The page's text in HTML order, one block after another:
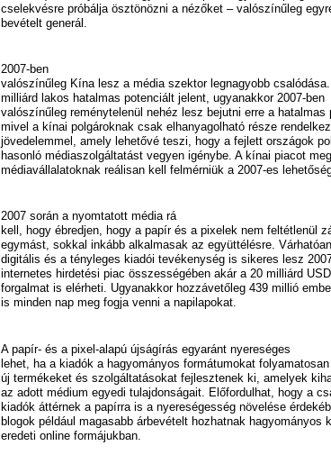
cselekvésre próbálja ösztönözni a nézőket – valószínűleg
bevételt generál.
2007-ben
valószínűleg Kína lesz a média szektor legnagyobb
milliárd lakos hatalmas potenciált jelent, ugyanakkor 2007-ben
valószínűleg reménytelenül nehéz lesz bejutni erre a hatalmas
mivel a kínai polgároknak csak elhanyagolható része
jövedelemmel, amely lehetővé teszi, hogy a fejlett országok
hasonló médiaszolgáltatást vegyen igénybe. A kínai piacot
médiavállalatoknak reálisan kell felmérniük a 2007-es
2007 során a nyomtatott média rá
kell, hogy ébredjen, hogy a papír és a pixelek nem feltétlenül
egymást, sokkal inkább alkalmasak az együttélésre.
digitális és a tényleges kiadói tevékenység is sikeres lesz
internetes hirdetési piac összességében akár a 20 milliárd USD
forgalmat is elérheti. Ugyanakkor hozzávetőleg 439 millió
is minden nap meg fogja venni a napilapokat.
A papír- és a pixel-alapú újságírás egyaránt nyereséges
lehet, ha a kiadók a hagyományos formátumokat folyamatosan
új termékeket és szolgáltatásokat fejlesztenek ki, amelyek
az adott médium egyedi tulajdonságait. Előfordulhat, hogy a
kiadók áttérnek a papírra is a nyereségesség növelése
blogok például magasabb árbevételt hozhatnak hagyományos
eredeti online formájukban.